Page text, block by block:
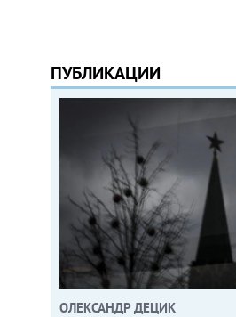
ПУБЛИКАЦИИ
ОЛЕКСАНДР ДЕЦИК